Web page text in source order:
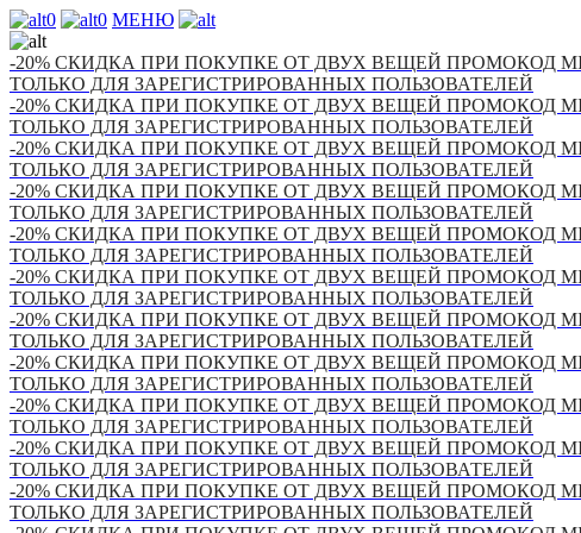
0 0 МЕНЮ
-20% СКИДКА ПРИ ПОКУПКЕ ОТ ДВУХ ВЕЩЕЙ ПРОМОКОД
ТОЛЬКО ДЛЯ ЗАРЕГИСТРИРОВАННЫХ ПОЛЬЗОВАТЕЛЕЙ
-20% СКИДКА ПРИ ПОКУПКЕ ОТ ДВУХ ВЕЩЕЙ ПРОМОКОД
ТОЛЬКО ДЛЯ ЗАРЕГИСТРИРОВАННЫХ ПОЛЬЗОВАТЕЛЕЙ
-20% СКИДКА ПРИ ПОКУПКЕ ОТ ДВУХ ВЕЩЕЙ ПРОМОКОД
ТОЛЬКО ДЛЯ ЗАРЕГИСТРИРОВАННЫХ ПОЛЬЗОВАТЕЛЕЙ
-20% СКИДКА ПРИ ПОКУПКЕ ОТ ДВУХ ВЕЩЕЙ ПРОМОКОД
ТОЛЬКО ДЛЯ ЗАРЕГИСТРИРОВАННЫХ ПОЛЬЗОВАТЕЛЕЙ
-20% СКИДКА ПРИ ПОКУПКЕ ОТ ДВУХ ВЕЩЕЙ ПРОМОКОД
ТОЛЬКО ДЛЯ ЗАРЕГИСТРИРОВАННЫХ ПОЛЬЗОВАТЕЛЕЙ
-20% СКИДКА ПРИ ПОКУПКЕ ОТ ДВУХ ВЕЩЕЙ ПРОМОКОД
ТОЛЬКО ДЛЯ ЗАРЕГИСТРИРОВАННЫХ ПОЛЬЗОВАТЕЛЕЙ
-20% СКИДКА ПРИ ПОКУПКЕ ОТ ДВУХ ВЕЩЕЙ ПРОМОКОД
ТОЛЬКО ДЛЯ ЗАРЕГИСТРИРОВАННЫХ ПОЛЬЗОВАТЕЛЕЙ
-20% СКИДКА ПРИ ПОКУПКЕ ОТ ДВУХ ВЕЩЕЙ ПРОМОКОД
ТОЛЬКО ДЛЯ ЗАРЕГИСТРИРОВАННЫХ ПОЛЬЗОВАТЕЛЕЙ
-20% СКИДКА ПРИ ПОКУПКЕ ОТ ДВУХ ВЕЩЕЙ ПРОМОКОД
ТОЛЬКО ДЛЯ ЗАРЕГИСТРИРОВАННЫХ ПОЛЬЗОВАТЕЛЕЙ
-20% СКИДКА ПРИ ПОКУПКЕ ОТ ДВУХ ВЕЩЕЙ ПРОМОКОД
ТОЛЬКО ДЛЯ ЗАРЕГИСТРИРОВАННЫХ ПОЛЬЗОВАТЕЛЕЙ
-20% СКИДКА ПРИ ПОКУПКЕ ОТ ДВУХ ВЕЩЕЙ ПРОМОКОД
ТОЛЬКО ДЛЯ ЗАРЕГИСТРИРОВАННЫХ ПОЛЬЗОВАТЕЛЕЙ